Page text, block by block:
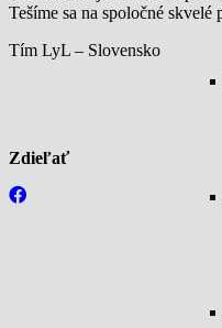
Tešíme sa na spoločné
Tím LyL – Slovensko
Zdieľať